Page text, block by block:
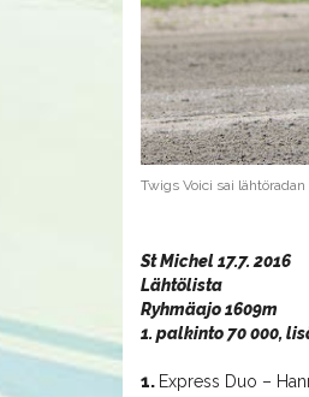
Twigs Voici sai
St Michel 17.7. 2016
Lähtölista
Ryhmäajo 1609m
1. palkinto 70 000,
1. Express Duo –